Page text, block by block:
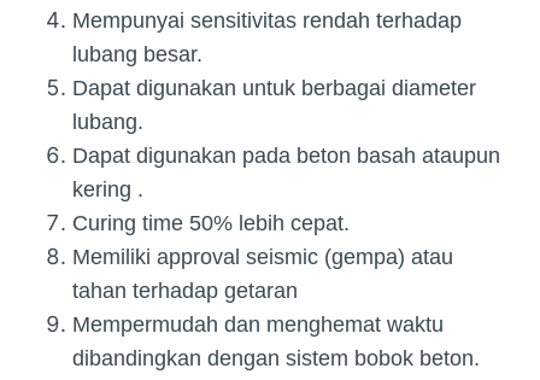
Mempunyai sensitivitas rendah terhadap
lubang besar.
Dapat digunakan untuk berbagai diameter
lubang.
Dapat digunakan pada beton basah ataupun
kering .
Curing time 50% lebih cepat.
Memiliki approval seismic (gempa) atau
tahan terhadap getaran
Mempermudah dan menghemat waktu
dibandingkan dengan sistem bobok beton.